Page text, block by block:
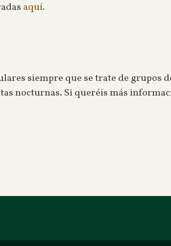
aquí.
siempre que se trate de grupos
nocturnas. Si queréis más